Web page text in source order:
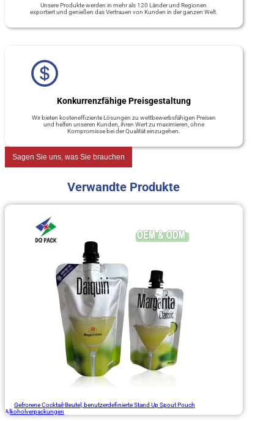
Unsere Produkte werden in mehr als 120 Länder und Regionen
exportiert und genießen das Vertrauen von Kunden in der ganzen Welt.
Konkurrenzfähige Preisgestaltung
Wir bieten kosteneffiziente Lösungen zu wettbewerbsfähigen Preisen
und helfen unseren Kunden, ihren Wert zu maximieren, ohne
Kompromisse bei der Qualität einzugehen.
Sagen Sie uns, was Sie brauchen
Verwandte Produkte
Gefrorene Cocktail-Beutel, benutzerdefinierte Stand Up Spout Pouch
Alkoholverpackungen